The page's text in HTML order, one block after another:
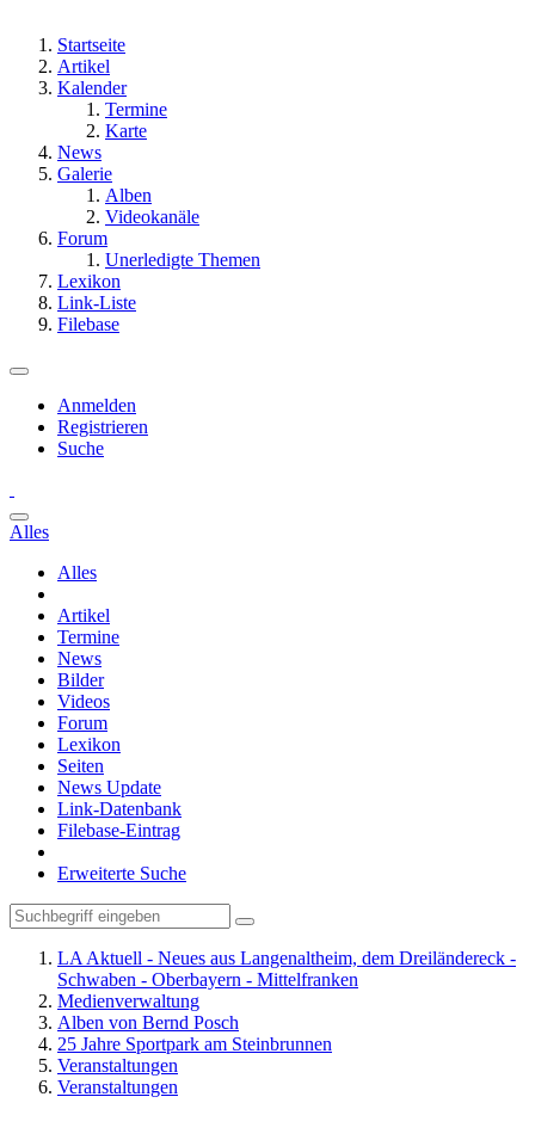
Startseite
Artikel
Kalender
Termine
Karte
News
Galerie
Alben
Videokanäle
Forum
Unerledigte Themen
Lexikon
Link-Liste
Filebase
Anmelden
Registrieren
Suche
Alles
Alles
Artikel
Termine
News
Bilder
Videos
Forum
Lexikon
Seiten
News Update
Link-Datenbank
Filebase-Eintrag
Erweiterte Suche
LA Aktuell - Neues aus Langenaltheim, dem Dreiländereck -
Schwaben - Oberbayern - Mittelfranken
Medienverwaltung
Alben von Bernd Posch
25 Jahre Sportpark am Steinbrunnen
Veranstaltungen
Veranstaltungen